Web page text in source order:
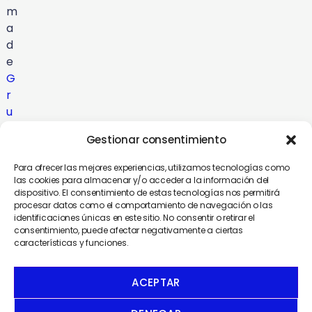
Gestionar consentimiento
Para ofrecer las mejores experiencias, utilizamos tecnologías como
las cookies para almacenar y/o acceder a la información del
dispositivo. El consentimiento de estas tecnologías nos permitirá
procesar datos como el comportamiento de navegación o las
identificaciones únicas en este sitio. No consentir o retirar el
consentimiento, puede afectar negativamente a ciertas
características y funciones.
ACEPTAR
m
a
d
e
G
r
u
C
m